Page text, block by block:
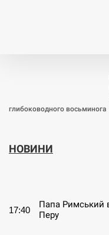
глибоководного восьминога
НОВИНИ
17:40
Папа Римський
Перу